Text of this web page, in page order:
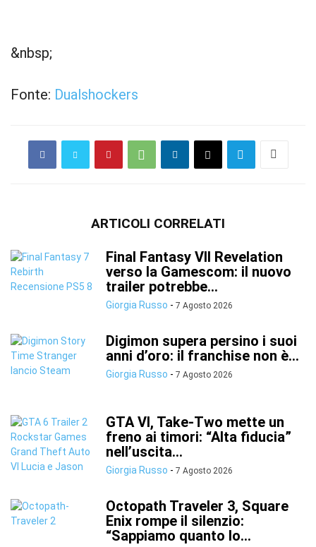
&nbsp;
Fonte: Dualshockers
ARTICOLI CORRELATI
Final Fantasy VII Revelation
verso la Gamescom: il nuovo
trailer potrebbe...
Giorgia Russo - 7 Agosto 2026
Digimon supera persino i suoi
anni d’oro: il franchise non è...
Giorgia Russo - 7 Agosto 2026
GTA VI, Take-Two mette un
freno ai timori: “Alta fiducia”
nell’uscita...
Giorgia Russo - 7 Agosto 2026
Octopath Traveler 3, Square
Enix rompe il silenzio:
“Sappiamo quanto lo...